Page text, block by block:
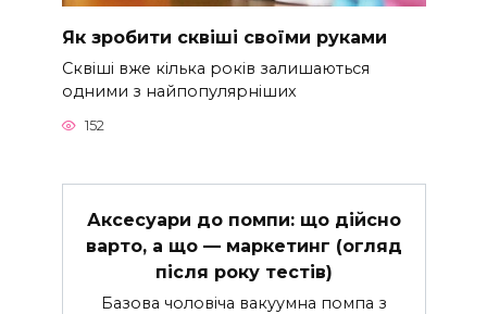
Як зробити сквіші своїми руками
Сквіші вже кілька років залишаються
одними з найпопулярніших
152
Аксесуари до помпи: що дійсно
варто, а що — маркетинг (огляд
після року тестів)
Базова чоловіча вакуумна помпа з